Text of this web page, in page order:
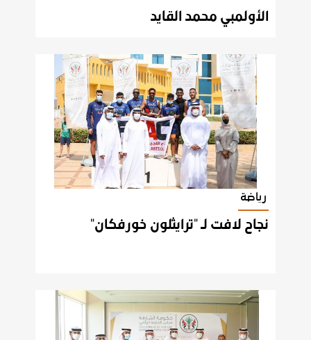
الأولمبي محمد القايد
رياضة
نجاحلافتلـ"ترايثلون خورفكان"